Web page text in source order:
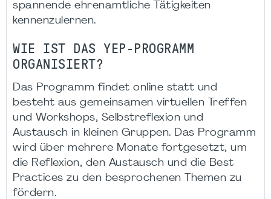
spannende ehrenamtliche Tätigkeiten
kennenzulernen.
WIE IST DAS YEP-PROGRAMM
ORGANISIERT?
Das Programm findet online statt und
besteht aus gemeinsamen virtuellen Treffen
und Workshops, Selbstreflexion und
Austausch in kleinen Gruppen. Das Programm
wird über mehrere Monate fortgesetzt, um
die Reflexion, den Austausch und die Best
Practices zu den besprochenen Themen zu
fördern.